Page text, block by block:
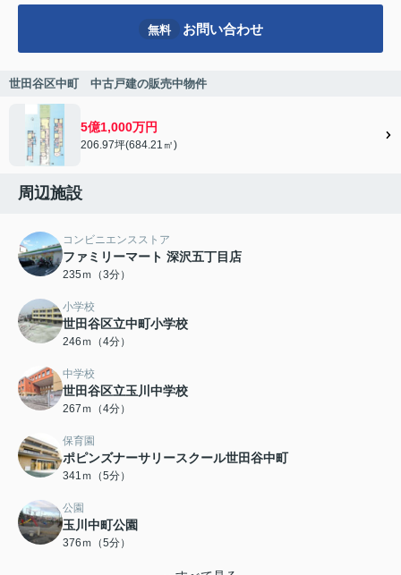
無料 お問い合わせ
世田谷区中町 中古戸建の販売中物件
5億1,000万円
206.97坪(684.21㎡)
周辺施設
コンビニエンスストア
ファミリーマート 深沢五丁目店
235ｍ（3分）
小学校
世田谷区立中町小学校
246ｍ（4分）
中学校
世田谷区立玉川中学校
267ｍ（4分）
保育園
ポピンズナーサリースクール世田谷中町
341ｍ（5分）
公園
玉川中町公園
376ｍ（5分）